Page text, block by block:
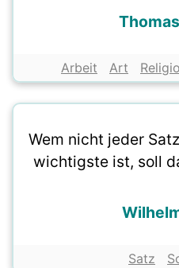
Arbeit Art
Wem nicht jeder
wichtigste ist, soll
Satz